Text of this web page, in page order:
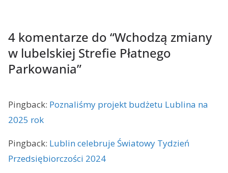
4 komentarze do “Wchodzą zmiany
w lubelskiej Strefie Płatnego
Parkowania”
Pingback: Poznaliśmy projekt budżetu Lublina na
2025 rok
Pingback: Lublin celebruje Światowy Tydzień
Przedsiębiorczości 2024